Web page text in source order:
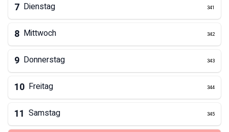
7 Dienstag 341
8 Mittwoch 342
9 Donnerstag 343
10 Freitag 344
11 Samstag 345